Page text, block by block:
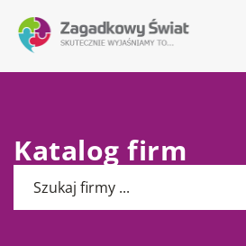
Katalog firm